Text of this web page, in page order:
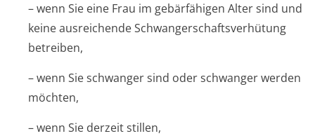
– wenn Sie eine Frau im gebärfähigen Alter sind und
keine ausreichende Schwangerschaf­tsverhütung
betreiben,
– wenn Sie schwanger sind oder schwanger werden
möchten,
– wenn Sie derzeit stillen,